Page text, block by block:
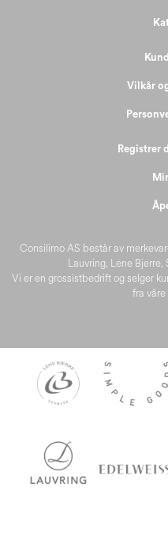
Consilimo AS består av
Lauvring, Lene
Vi er en grossistbedrift og selger
fra
Vilkår
Registrer